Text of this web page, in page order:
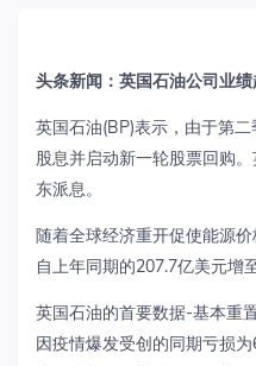
头条新闻：英国石油公司业
英国石油(BP)表示，由于第
股息并启动新一轮股票回购
东派息。
随着全球经济重开促使能源
自上年同期的207.7亿美元增
英国石油的首要数据-基本重
因疫情爆发受创的同期亏损